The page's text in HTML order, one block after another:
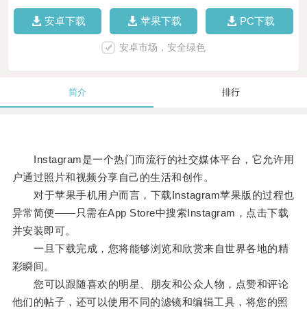
安卓下载 苹果下载 PC下载
安卓市场，安全绿色
简介 排行
Instagram是一个热门而流行的社交媒体平台，它允许用
户通过照片和视频分享自己的生活和创作。
对于苹果手机用户而言，下载Instagram苹果版的过程也
异常简便——只需在App Store中搜索Instagram，点击下载
并安装即可。
一旦下载完成，您将能够浏览和欣赏来自世界各地的精
彩瞬间。
您可以跟随喜欢的明星、朋友和公众人物，点赞和评论
他们的帖子，还可以使用不同的滤镜和编辑工具，将您的照